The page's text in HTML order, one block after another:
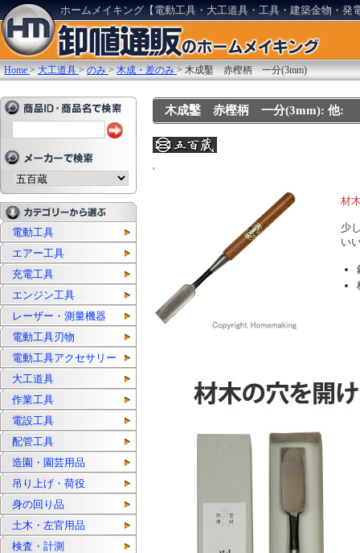
ホームメイキング【電動工具・大工道具・工具・建築金物・発
Home >大工道具 >のみ >木成・差のみ >木成鑿 赤樫柄 一分(3mm)
電動工具
エアー工具
充電工具
エンジン工具
レーザー・測量機器
電動工具刃物
電動工具アクセサリー
大工道具
作業工具
電設工具
配管工具
造園・園芸用品
吊り上げ・荷役
身の回り品
土木・左官用品
検査・計測
木成鑿 赤樫柄 一分(3mm): 他:
'
材
少
い